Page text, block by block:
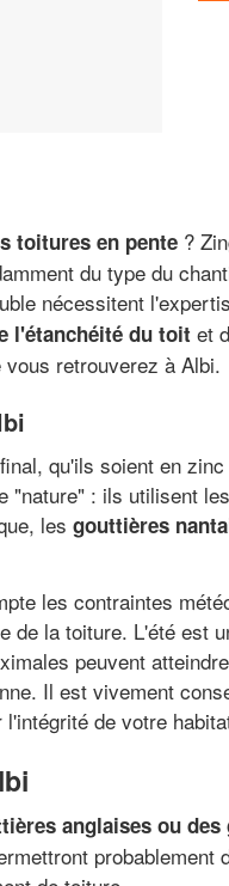
toitures en pente ?
du type du
nécessitent
l'étanchéité du toit et
retrouverez à Albi.
qu'ils soient en
: ils utilisent
les gouttières
les contraintes
la toiture. L'été est
peuvent
Il est vivement
de votre
anglaises ou